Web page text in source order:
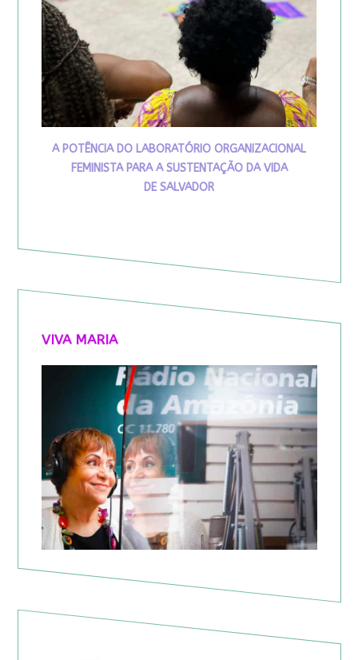
A POTÊNCIA DO LABORATÓRIO ORGANIZACIONAL
FEMINISTA PARA A SUSTENTAÇÃO DA VIDA
DE SALVADOR
VIVA MARIA